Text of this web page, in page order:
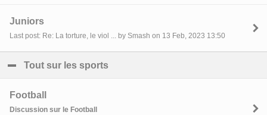
Juniors
Last post: Re: La torture, le viol ... by Smash on 13 Feb, 2023 13:50
Tout sur les sports
Football
Discussion sur le Football